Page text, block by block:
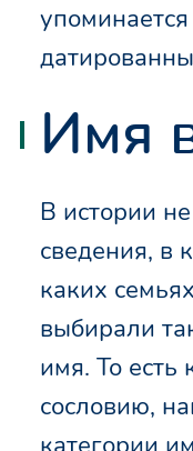
Имя
В истории
сведения, в
каких
выбирали
имя. То есть
сословию,